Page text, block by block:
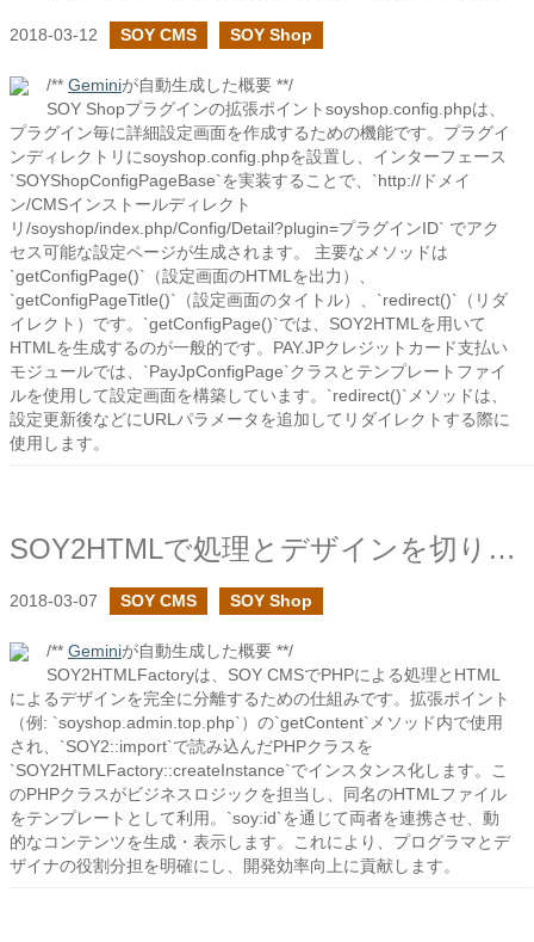
2018-03-12 SOY CMS SOY Shop
/** Geminiが自動生成した概要 **/
SOY Shopプラグインの拡張ポイントsoyshop.config.phpは、
プラグイン毎に詳細設定画面を作成するための機能です。プラグイ
ンディレクトリにsoyshop.config.phpを設置し、インターフェース
`SOYShopConfigPageBase`を実装することで、`http://ドメイ
ン/CMSインストールディレクト
リ/soyshop/index.php/Config/Detail?plugin=プラグインID` でアク
セス可能な設定ページが生成されます。 主要なメソッドは
`getConfigPage()`（設定画面のHTMLを出力）、
`getConfigPageTitle()`（設定画面のタイトル）、`redirect()`（リダ
イレクト）です。`getConfigPage()`では、SOY2HTMLを用いて
HTMLを生成するのが一般的です。PAY.JPクレジットカード支払い
モジュールでは、`PayJpConfigPage`クラスとテンプレートファイ
ルを使用して設定画面を構築しています。`redirect()`メソッドは、
設定更新後などにURLパラメータを追加してリダイレクトする際に
使用します。
SOY2HTMLで処理とデザインを切り分ける
2018-03-07 SOY CMS SOY Shop
/** Geminiが自動生成した概要 **/
SOY2HTMLFactoryは、SOY CMSでPHPによる処理とHTML
によるデザインを完全に分離するための仕組みです。拡張ポイント
（例: `soyshop.admin.top.php`）の`getContent`メソッド内で使用
され、`SOY2::import`で読み込んだPHPクラスを
`SOY2HTMLFactory::createInstance`でインスタンス化します。こ
のPHPクラスがビジネスロジックを担当し、同名のHTMLファイル
をテンプレートとして利用。`soy:id`を通じて両者を連携させ、動
的なコンテンツを生成・表示します。これにより、プログラマとデ
ザイナの役割分担を明確にし、開発効率向上に貢献します。